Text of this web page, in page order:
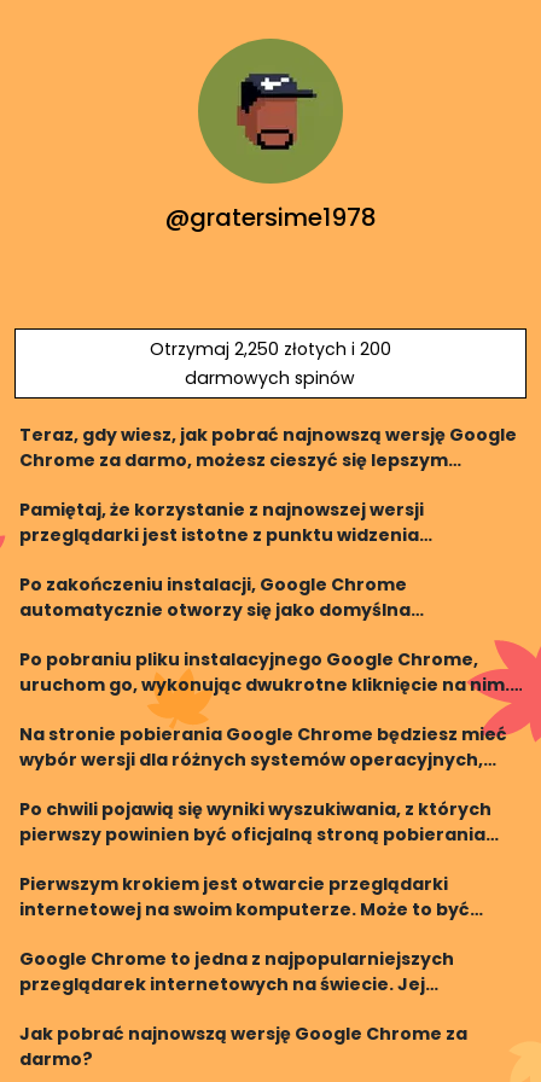
@gratersime1978
Otrzymaj 2,250 złotych i 200
darmowych spinów
Teraz, gdy wiesz, jak pobrać najnowszą wersję Google
Chrome za darmo, możesz cieszyć się lepszym
że Google Chrome oferuje wiele dodatkowych funkcji,
Pamiętaj, że korzystanie z najnowszej wersji
przeglądarki jest istotne z punktu widzenia
zapewniają ochronę przed zagrożeniami i poprawiają
działani
Po zakończeniu instalacji, Google Chrome
automatycznie otworzy się jako domyślna
wersji Google Chrome i cieszyć się szybkim,
bezpiecznym i wygodnym pr
Po pobraniu pliku instalacyjnego Google Chrome,
uruchom go, wykonując dwukrotne kliknięcie na nim.
Następnie postępuj zgodnie z instrukcjami na ekranie,
aby zainstalować przeglądarkę.
Na stronie pobierania Google Chrome będziesz mieć
wybór wersji dla różnych systemów operacyjnych,
odpowiednią wersję dla swojego systemu i kliknij
przycisk p
Po chwili pojawią się wyniki wyszukiwania, z których
pierwszy powinien być oficjalną stroną pobierania
strony pobierania.
Pierwszym krokiem jest otwarcie przeglądarki
internetowej na swoim komputerze. Może to być
Następnie przejdź do strony głównej Google i wpisz w
wyszukiwar
Google Chrome to jedna z najpopularniejszych
przeglądarek internetowych na świecie. Jej
korzystanie z internetu, a także wiele przydatnych
funkcji. Jeśli chc
Jak pobrać najnowszą wersję Google Chrome za
darmo?